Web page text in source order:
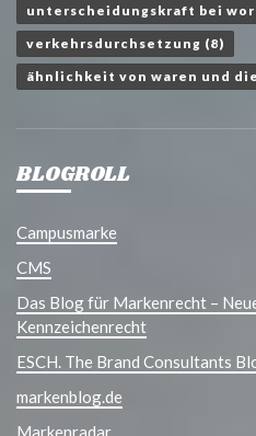
unterscheidungskraft bei
verkehrsdurchsetzung (8)
ähnlichkeit von waren und
BLOGROLL
Campusmarke
CMS
Das Blog für Markenrecht –
Kennzeichenrecht
ESCH. The Brand Consultants
markenblog.de
Markenradar